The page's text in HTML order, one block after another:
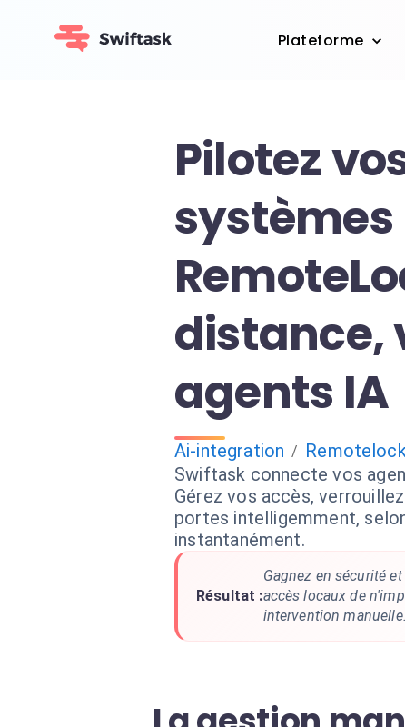
Plateforme
Pilotez
systèmes
distance,
agents IA
Ai-integration /
Swiftask connecte vos
Gérez vos accès,
portes intelligemment,
instantanément.
Résultat :
Gagnez en sécurité
accès locaux de
intervention manuelle.